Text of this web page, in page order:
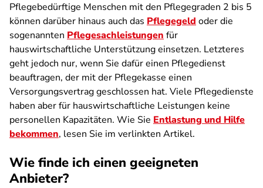
Pflegebedürftige Menschen mit den Pflegegraden 2 bis 5
können darüber hinaus auch das Pflegegeld oder die
sogenannten Pflegesachleistungen für
hauswirtschaftliche Unterstützung einsetzen. Letzteres
geht jedoch nur, wenn Sie dafür einen Pflegedienst
beauftragen, der mit der Pflegekasse einen
Versorgungsvertrag geschlossen hat. Viele Pflegedienste
haben aber für hauswirtschaftliche Leistungen keine
personellen Kapazitäten. Wie Sie Entlastung und Hilfe
bekommen, lesen Sie im verlinkten Artikel.
Wie finde ich einen geeigneten
Anbieter?